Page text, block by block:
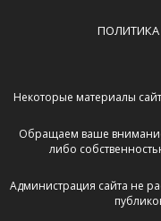
призывы к
направленные
пожалейте
очень славные
буквами.
Не копируйте
важно именно
Не
Некоторые материалы
Обращаем ваше
либо
Администрация сайта не